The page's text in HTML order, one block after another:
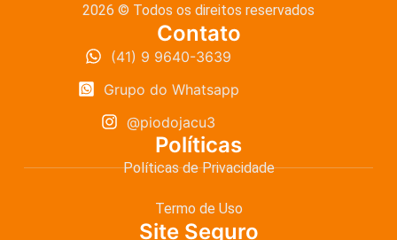
2026 © Todos os direitos reservados
Contato
(41) 9 9640-3639
Grupo do Whatsapp
@piodojacu3
Políticas
Políticas de Privacidade
Termo de Uso
Site Seguro